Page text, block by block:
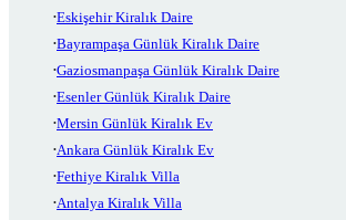
Eskişehir Kiralık Daire
Bayrampaşa Günlük Kiralık Daire
Gaziosmanpaşa Günlük Kiralık Daire
Esenler Günlük Kiralık Daire
Mersin Günlük Kiralık Ev
Ankara Günlük Kiralık Ev
Fethiye Kiralık Villa
Antalya Kiralık Villa